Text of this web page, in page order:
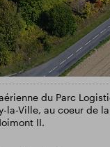
du Parc
la-Ville, au coeur de
II.